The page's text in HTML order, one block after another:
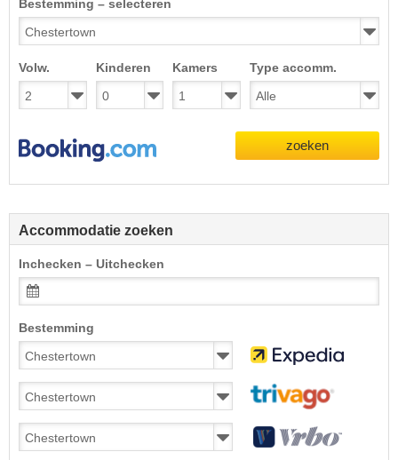
Bestemming – selecteren
Volw. Kinderen Kamers Type accomm.
zoeken
Accommodatie zoeken
Inchecken – Uitchecken
Bestemming